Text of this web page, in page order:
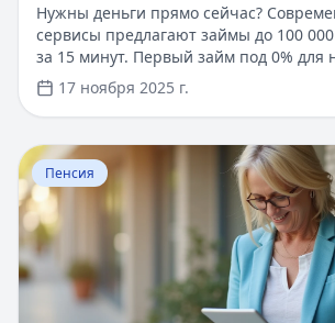
Нужны деньги прямо сейчас?
сервисы предлагают займы до 100 000
за 15 минут. Первый займ под 0% для
одобрение за 5 минут по паспорту. Без
поручителей и визита в офис. Деньги
карту любого банка. Решение о
принимается автоматически,
простую анкету на сайте. Узнайте
условиях кредитования на портале
17 ноября 2025 г.
Перейти к статье: ​Минимальная
Пенсия